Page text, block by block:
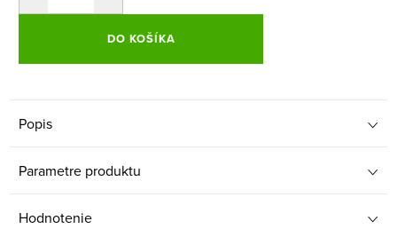
DO KOŠÍKA
Popis
Parametre produktu
Hodnotenie